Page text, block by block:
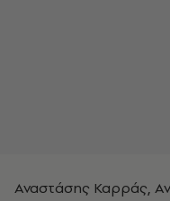
Αναστάσης Καρράς,